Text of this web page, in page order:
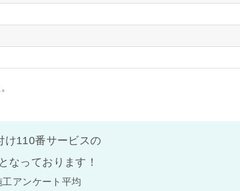
け110番サービスの
なっております！
アンケート平均